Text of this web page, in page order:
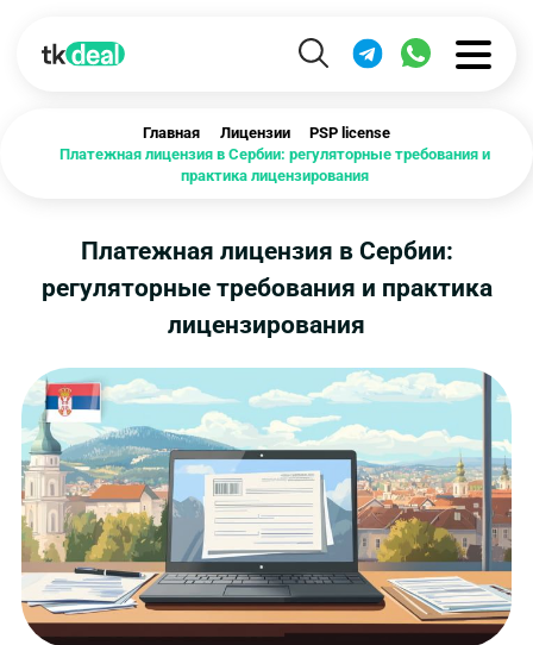
Главная Лицензии
PSP license
Платежная лицензия в Сербии: регуляторные требования и
практика лицензирования
Платежная лицензия в Сербии:
регуляторные требования и практика
лицензирования